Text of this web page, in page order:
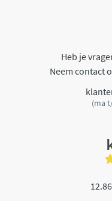
Heb je
Neem contact
(ma